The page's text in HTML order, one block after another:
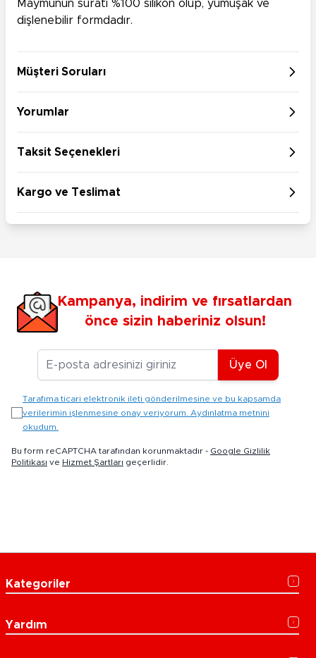
Maymunun suratı %100 silikon olup, yumuşak ve
dişlenebilir formdadır.
Müşteri Soruları
Yorumlar
Taksit Seçenekleri
Kargo ve Teslimat
Kampanya, indirim ve fırsatlardan
önce sizin haberiniz olsun!
E-posta Adresiniz
Üye Ol
Tarafıma ticari elektronik ileti gönderilmesine ve bu kapsamda
verilerimin işlenmesine onay veriyorum. Aydınlatma metnini
okudum.
Bu form reCAPTCHA tarafından korunmaktadır - Google Gizlilik
Politikası ve Hizmet Şartları geçerlidir.
Kategoriler
Yardım